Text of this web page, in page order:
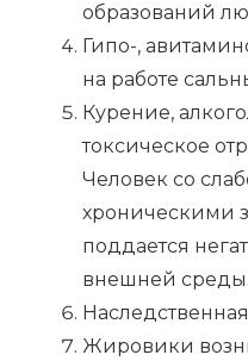
образований
Гипо-,
на работе
Курение,
токсическое
Человек со
хроническими
поддается
внешней среды.
Жировики